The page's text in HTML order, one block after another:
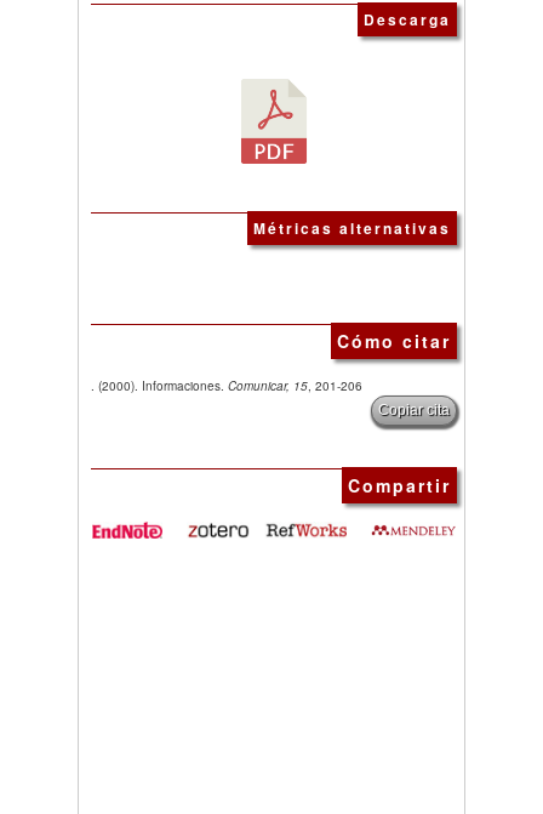
Descarga
Métricas alternativas
Cómo citar
. (2000). Informaciones. Comunicar, 15, 201-206
Copiar cita
Compartir